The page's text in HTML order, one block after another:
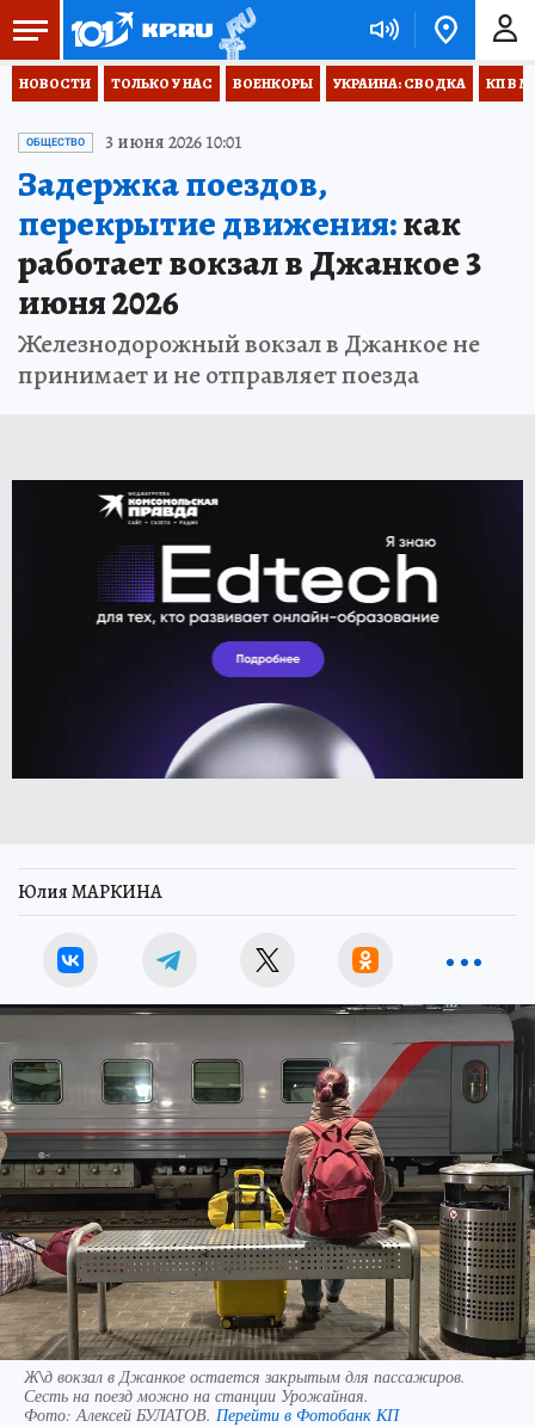
НОВОСТИ ТОЛЬКО У НАС ВОЕНКОРЫ УКРАИНА: СВОДКА КП В
ОБЩЕСТВО 3 июня 2026 10:01
Задержка поездов,
перекрытие движения:как
работает вокзал в Джанкое 3
июня 2026
Железнодорожный вокзал в Джанкое не
принимает и не отправляет поезда
Юлия МАРКИНА
Ж\д вокзал в Джанкое остается закрытым для пассажиров.
Сесть на поезд можно на станции Урожайная.
Фото: Алексей БУЛАТОВ. Перейти в Фотобанк КП